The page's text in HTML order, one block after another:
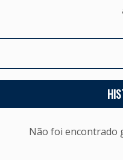
Não foi encontrado